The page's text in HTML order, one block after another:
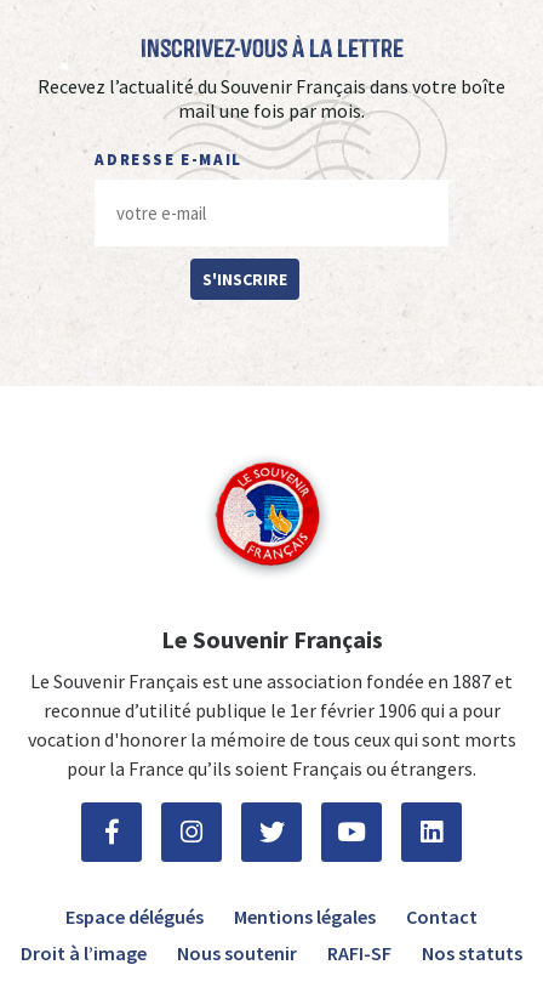
Inscrivez-vous à La Lettre
Recevez l’actualité du Souvenir Français dans votre boîte
mail une fois par mois.
ADRESSE E-MAIL
S'INSCRIRE
Le Souvenir Français
Le Souvenir Français est une association fondée en 1887 et
reconnue d’utilité publique le 1er février 1906 qui a pour
vocation d'honorer la mémoire de tous ceux qui sont morts
pour la France qu’ils soient Français ou étrangers.
Espace délégués Mentions légales
Contact
Droit à l’image
Nous soutenir RAFI-SF Nos statuts